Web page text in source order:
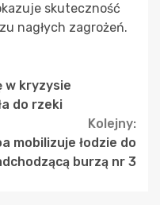
skuteczność
nagłych zagrożeń.
w kryzysie
do rzeki
Kolejny:
mobilizuje łodzie do
burzą nr 3